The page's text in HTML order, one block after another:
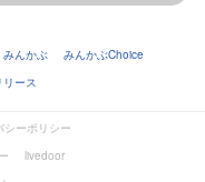
みんかぶ
みんかぶChoice
リース
シーポリシー
livedoor